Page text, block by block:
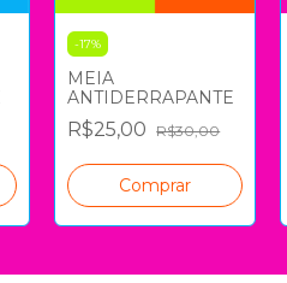
-17%
MEIA
ANTIDERRAPANTE
R$25,00 R$30,00